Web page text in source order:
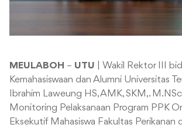
MEULABOH – UTU | Wakil Rektor III
Kemahasiswaan dan Alumni Universitas
Ibrahim Laweung HS, AMK, SKM,.
Monitoring Pelaksanaan Program PPK
Eksekutif Mahasiswa Fakultas Perikanan